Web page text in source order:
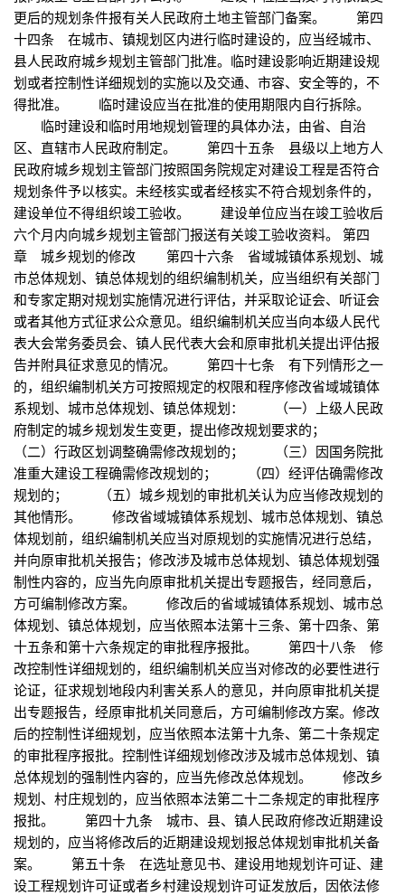
更后的规划条件报有关人民政府土地主管部门备案。 第四
十四条 在城市、镇规划区内进行临时建设的，应当经城市、
县人民政府城乡规划主管部门批准。临时建设影响近期建设规
划或者控制性详细规划的实施以及交通、市容、安全等的，不
得批准。 临时建设应当在批准的使用期限内自行拆除。
临时建设和临时用地规划管理的具体办法，由省、自治
区、直辖市人民政府制定。 第四十五条 县级以上地方人
民政府城乡规划主管部门按照国务院规定对建设工程是否符合
规划条件予以核实。未经核实或者经核实不符合规划条件的，
建设单位不得组织竣工验收。 建设单位应当在竣工验收后
六个月内向城乡规划主管部门报送有关竣工验收资料。 第四
章 城乡规划的修改 第四十六条 省域城镇体系规划、城
市总体规划、镇总体规划的组织编制机关，应当组织有关部门
和专家定期对规划实施情况进行评估，并采取论证会、听证会
或者其他方式征求公众意见。组织编制机关应当向本级人民代
表大会常务委员会、镇人民代表大会和原审批机关提出评估报
告并附具征求意见的情况。 第四十七条 有下列情形之一
的，组织编制机关方可按照规定的权限和程序修改省域城镇体
系规划、城市总体规划、镇总体规划： （一）上级人民政
府制定的城乡规划发生变更，提出修改规划要求的；
（二）行政区划调整确需修改规划的； （三）因国务院批
准重大建设工程确需修改规划的； （四）经评估确需修改
规划的； （五）城乡规划的审批机关认为应当修改规划的
其他情形。 修改省域城镇体系规划、城市总体规划、镇总
体规划前，组织编制机关应当对原规划的实施情况进行总结，
并向原审批机关报告；修改涉及城市总体规划、镇总体规划强
制性内容的，应当先向原审批机关提出专题报告，经同意后，
方可编制修改方案。 修改后的省域城镇体系规划、城市总
体规划、镇总体规划，应当依照本法第十三条、第十四条、第
十五条和第十六条规定的审批程序报批。 第四十八条 修
改控制性详细规划的，组织编制机关应当对修改的必要性进行
论证，征求规划地段内利害关系人的意见，并向原审批机关提
出专题报告，经原审批机关同意后，方可编制修改方案。修改
后的控制性详细规划，应当依照本法第十九条、第二十条规定
的审批程序报批。控制性详细规划修改涉及城市总体规划、镇
总体规划的强制性内容的，应当先修改总体规划。 修改乡
规划、村庄规划的，应当依照本法第二十二条规定的审批程序
报批。 第四十九条 城市、县、镇人民政府修改近期建设
规划的，应当将修改后的近期建设规划报总体规划审批机关备
案。 第五十条 在选址意见书、建设用地规划许可证、建
设工程规划许可证或者乡村建设规划许可证发放后，因依法修